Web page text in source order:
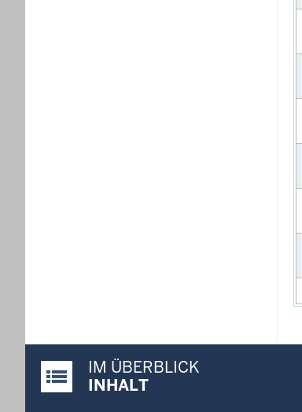
Justiz-Portal im Überblick:
IM ÜBERBLICK
INHALT